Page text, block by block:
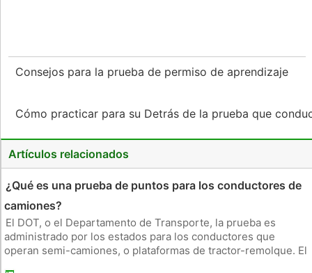
Consejos para la prueba de permiso de aprendizaje
Cómo practicar para su Detrás de la prueba que
Artículos relacionados
¿Qué es una prueba de puntos para los conductores de
camiones?
El DOT, o el Departamento de Transporte, la prueba es
administrado por los estados para los conductores que
operan semi-camiones, o plataformas de tractor-remolque. El